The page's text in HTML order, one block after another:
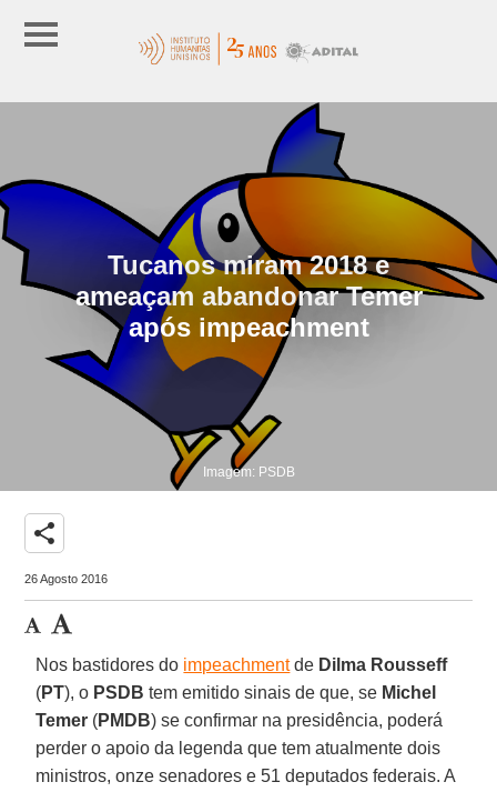
Tucanos miram 2018 e
ameaçam abandonar Temer
após impeachment
Imagem: PSDB
share
26 Agosto 2016
Nos bastidores do impeachmentde Dilma Rousseff
(PT), o PSDB tem emitido sinais de que, se Michel
Temer (PMDB) se confirmar na presidência, poderá
perder o apoio da legenda que tem atualmente dois
ministros, onze senadores e 51 deputados federais. A